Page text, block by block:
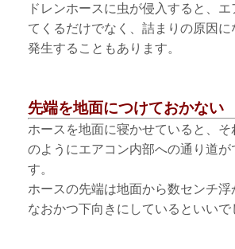
ドレンホースに虫が侵入すると、
てくるだけでなく、詰まりの原因
発生することもあります。
先端を地面につけておかない
ホースを地面に寝かせていると、
のようにエアコン内部への通り道が
す。
ホースの先端は地面から数センチ浮
なおかつ下向きにしているといいで